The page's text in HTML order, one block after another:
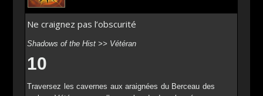
Ne craignez pas l’obscurité
Shadows of the Hist >> Vétéran
10
Traversez les cavernes aux araignées du Berceau des